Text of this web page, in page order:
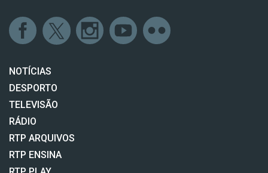
NOTÍCIAS
DESPORTO
TELEVISÃO
RÁDIO
RTP ARQUIVOS
RTP ENSINA